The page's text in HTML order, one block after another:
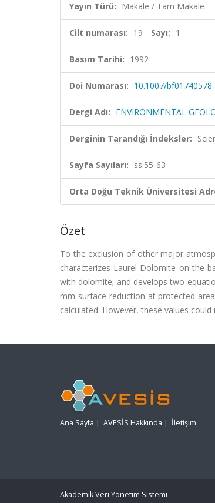
Yayın Türü: Makale / Tam Makale
Cilt numarası: 19 Sayı: 1
Basım Tarihi: 1992
Doi Numarası: 10.1007/bf01740578
Dergi Adı: ENVIRONMENTAL
Derginin Tarandığı İndeksler:
Sayfa Sayıları: ss.55-63
Orta Doğu Teknik Üniversitesi
Özet
To the exclusion of other major
characterizes Laurel Dolomite on the
with dolomite; and develops two
mm surface reduction at protected
calculated. However, these values
Ana Sayfa | AVESİS Hakkında | İletişim
Akademik Veri Yönetim Sistemi